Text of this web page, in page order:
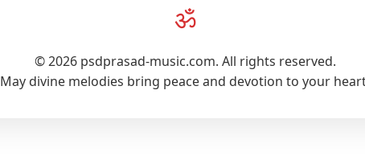
ॐ
© 2026 psdprasad-music.com. All rights reserved.
May divine melodies bring peace and devotion to your